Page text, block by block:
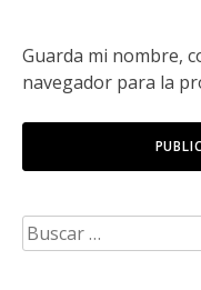
Guarda mi nombre,
navegador para la
Buscar: